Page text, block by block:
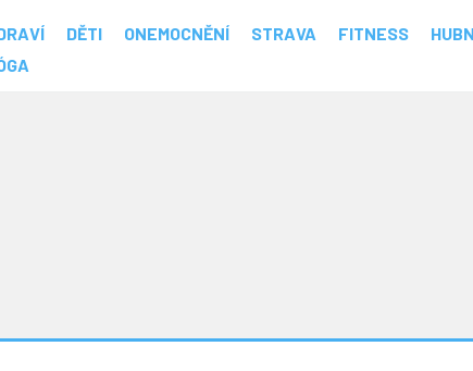
DĚTI ONEMOCNĚNÍ STRAVA FITNESS